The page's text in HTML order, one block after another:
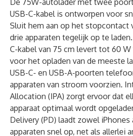
De 75W-autolader met twee
USB-C-kabel is ontworpen voor
Sluit hem aan op het stopcontact
drie apparaten tegelijk op te
C-kabel van 75 cm levert tot 60
voor het opladen van de meeste
USB-C- en USB-A-poorten
apparaten van stroom voorzien.
Allocation (IPA) zorgt ervoor dat
apparaat optimaal wordt
Delivery (PD) laadt zowel iPhones
apparaten snel op, net als allerlei